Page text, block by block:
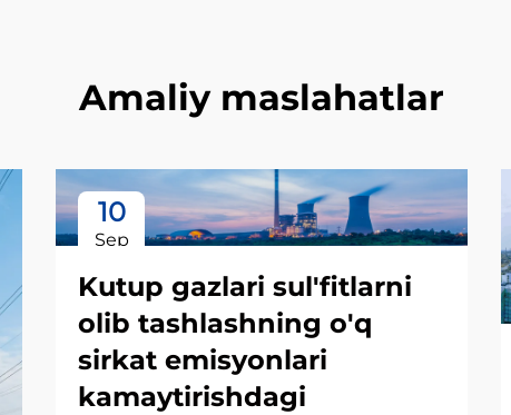
Amaliy maslahatlar
10
Sep
Kutup gazlari sul'fitlarni
olib tashlashning o'q
sirkat emisyonlari
kamaytirishdagi